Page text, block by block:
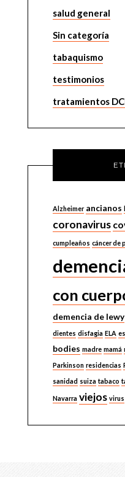
salud general
Sin categoría
tabaquismo
testimonios
tratamientos
Alzheimer ancianos
coronavirus
cumpleaños cáncer de
con
demencia de lewy
dientes disfagia ELA
bodies madre mamá
Parkinson residencias
sanidad suiza tabaco
Navarra viejos virus